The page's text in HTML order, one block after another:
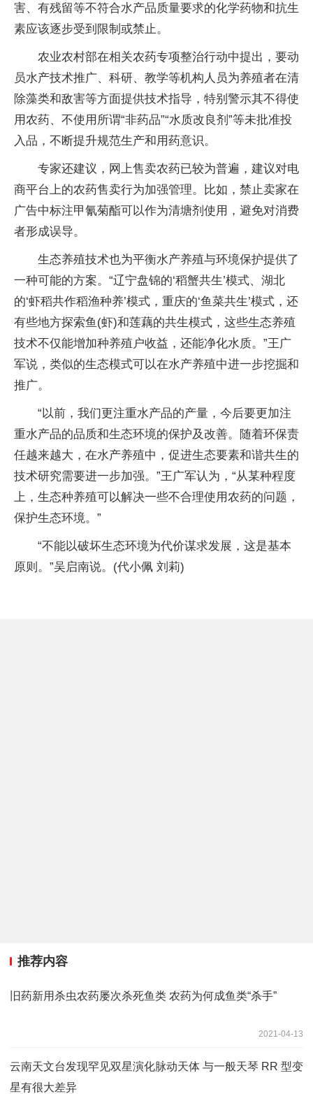
害、有残留等不符合水产品质量要求的化学药物和抗生
素应该逐步受到限制或禁止。
农业农村部在相关农药专项整治行动中提出，要动
员水产技术推广、科研、教学等机构人员为养殖者在清
除藻类和敌害等方面提供技术指导，特别警示其不得使
用农药、不使用所谓“非药品”“水质改良剂”等未批准投
入品，不断提升规范生产和用药意识。
专家还建议，网上售卖农药已较为普遍，建议对电
商平台上的农药售卖行为加强管理。比如，禁止卖家在
广告中标注甲氰菊酯可以作为清塘剂使用，避免对消费
者形成误导。
生态养殖技术也为平衡水产养殖与环境保护提供了
一种可能的方案。“辽宁盘锦的‘稻蟹共生’模式、湖北
的‘虾稻共作稻渔种养’模式，重庆的‘鱼菜共生’模式，还
有些地方探索鱼(虾)和莲藕的共生模式，这些生态养殖
技术不仅能增加种养殖户收益，还能净化水质。”王广
军说，类似的生态模式可以在水产养殖中进一步挖掘和
推广。
“以前，我们更注重水产品的产量，今后要更加注
重水产品的品质和生态环境的保护及改善。随着环保责
任越来越大，在水产养殖中，促进生态要素和谐共生的
技术研究需要进一步加强。”王广军认为，“从某种程度
上，生态种养殖可以解决一些不合理使用农药的问题，
保护生态环境。”
“不能以破坏生态环境为代价谋求发展，这是基本
原则。”吴启南说。(代小佩 刘莉)
推荐内容
旧药新用杀虫农药屡次杀死鱼类 农药为何成鱼类“杀手”
2021-04-13
云南天文台发现罕见双星演化脉动天体 与一般天琴 RR 型变
星有很大差异